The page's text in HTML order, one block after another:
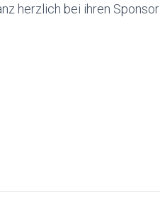
herzlich bei ihren Sponsor